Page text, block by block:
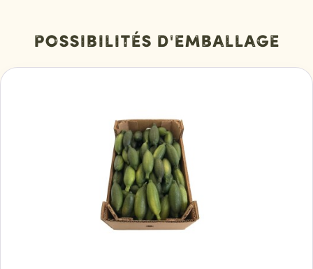
Possibilités d'emballage